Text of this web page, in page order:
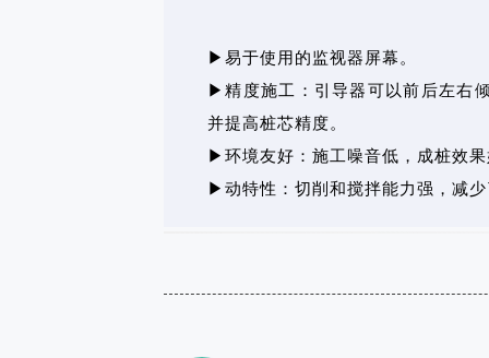
▶易于使用的监视器屏幕。
▶精度施工：引导器可以前后左右
并提高桩芯精度。
▶环境友好：施工噪音低，成桩效
▶动特性：切削和搅拌能力强，减